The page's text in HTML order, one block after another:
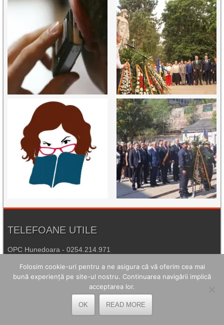
TELEFOANE UTILE
OPC Hunedoara - 0254.214.971
Poliția Petroșani - 0254.541.930
Agenția de Protecția Mediului Hunedoara - 0254.215.445
Spitalul de Urgență Petroșani - 0254.544.321
Folosim cookie-uri pentru a ne asigura că vă oferim cea mai
bună experiență pe site-ul nostru. Continuarea navigării implică
acceptarea lor.
OK READ MORE